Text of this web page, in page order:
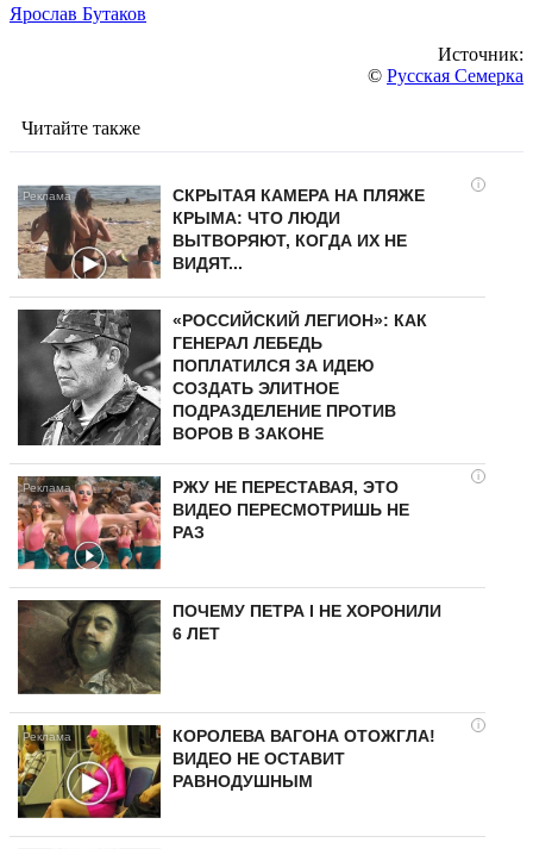
Ярослав Бутаков
Источник:
© Русская Семерка
Читайте также
i
СКРЫТАЯ КАМЕРА НА ПЛЯЖЕ
КРЫМА: ЧТО ЛЮДИ
ВЫТВОРЯЮТ, КОГДА ИХ НЕ
ВИДЯТ...
«РОССИЙСКИЙ ЛЕГИОН»: КАК
ГЕНЕРАЛ ЛЕБЕДЬ
ПОПЛАТИЛСЯ ЗА ИДЕЮ
СОЗДАТЬ ЭЛИТНОЕ
ПОДРАЗДЕЛЕНИЕ ПРОТИВ
ВОРОВ В ЗАКОНЕ
i
РЖУ НЕ ПЕРЕСТАВАЯ, ЭТО
ВИДЕО ПЕРЕСМОТРИШЬ НЕ
РАЗ
ПОЧЕМУ ПЕТРА I НЕ ХОРОНИЛИ
6 ЛЕТ
i
КОРОЛЕВА ВАГОНА ОТОЖГЛА!
ВИДЕО НЕ ОСТАВИТ
РАВНОДУШНЫМ